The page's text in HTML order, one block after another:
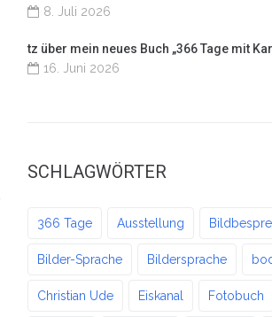
8. Juli 2026
tz über mein neues Buch „366 Tage mit
16. Juni 2026
SCHLAGWÖRTER
366 Tage Ausstellung
Bilder-Sprache Bildersprache
Christian Ude Eiskanal Fotobuch